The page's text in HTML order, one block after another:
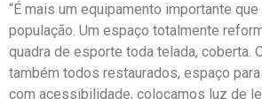
“É mais um equipamento importante
população. Um espaço totalmente
quadra de esporte toda telada, coberta.
também todos restaurados, espaço para
com acessibilidade, colocamos luz de